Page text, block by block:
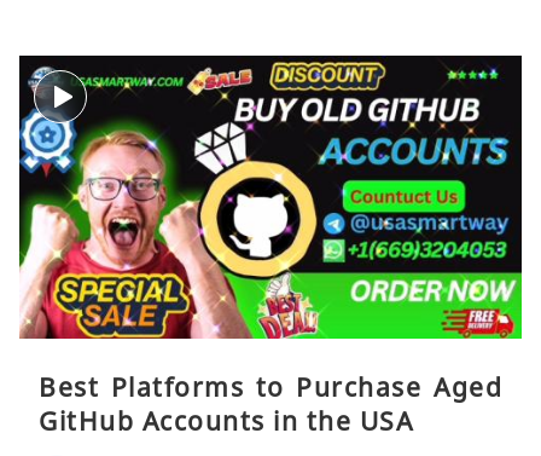
Best Platforms to Purchase Aged
GitHub Accounts in the USA